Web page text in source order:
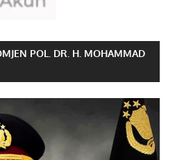
POL. DR. H. MOHAMMAD